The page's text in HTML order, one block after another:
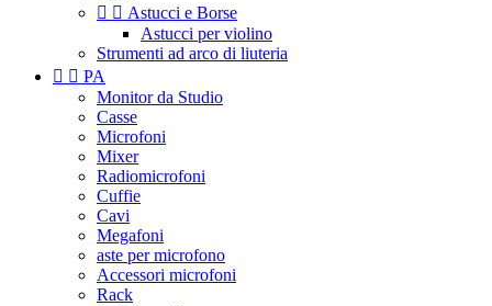
  Astucci e Borse
Astucci per violino
Strumenti ad arco di liuteria
  PA
Monitor da Studio
Casse
Microfoni
Mixer
Radiomicrofoni
Cuffie
Cavi
Megafoni
aste per microfono
Accessori microfoni
Rack